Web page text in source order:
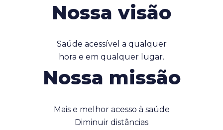
Nossa visão
Saúde acessível a qualquer
hora e em qualquer lugar.
Nossa missão
Mais e melhor acesso à saúde
Diminuir distâncias